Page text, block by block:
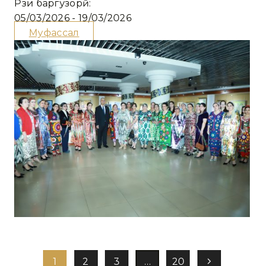
Рӯзи баргузорӣ:
05/03/2026 - 19/03/2026
Муфассал
1 2 3 … 20